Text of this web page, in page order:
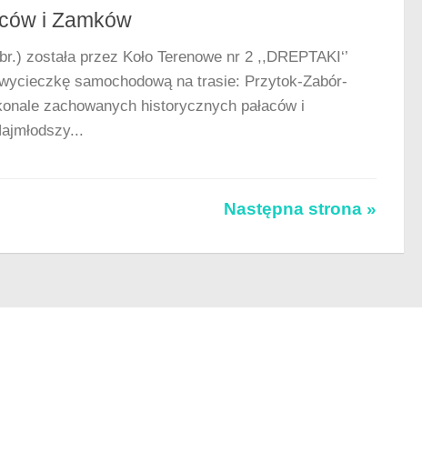
i Zamków
została przez Koło Terenowe nr 2 ,,DREPTAKI‘’
samochodową na trasie: Przytok-Zabór-
zachowanych historycznych pałaców i
Następna strona »